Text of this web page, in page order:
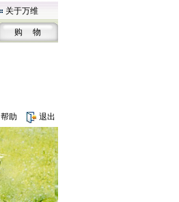
关于万维
购 物
帮助 退出